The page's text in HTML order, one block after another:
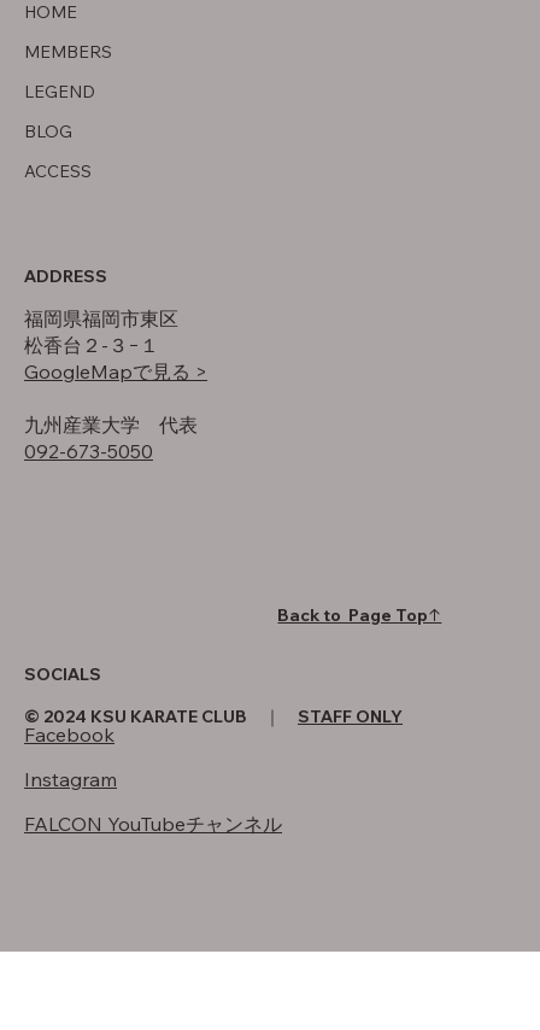
HOME
MEMBERS
LEGEND
BLOG
ACCESS
ADDRESS
福岡県福岡市東区
松香台２-３−１
GoogleMapで見る >
​九州産業大学 代表
092-673-5050
SOCIALS
Facebook
Instagram
FALCON YouTubeチャンネル
Back to Page Top↑
© 2024 KSU KARATE CLUB ｜ STAFF ONLY